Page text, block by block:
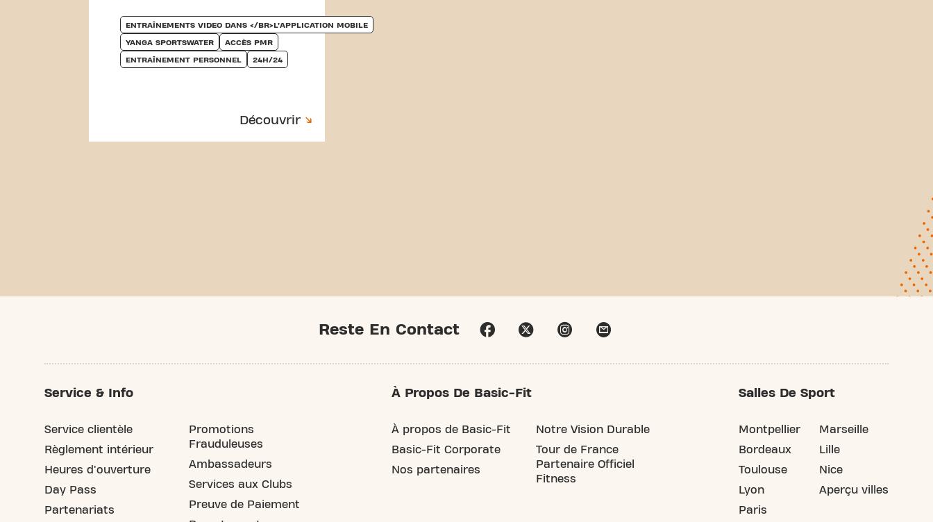
ENTRAÎNEMENTS VIDEO DANS </BR>L’APPLICATION MOBILE
YANGA SPORTSWATER ACCÈS PMR
ENTRAÎNEMENT PERSONNEL 24H/24
Découvrir
Reste En Contact
Service & Info
Service clientèle
Règlement intérieur
Heures d'ouverture
Day Pass
Partenariats
Promotions
Frauduleuses
Ambassadeurs
Services aux Clubs
Preuve de Paiement
À Propos De Basic-Fit
À propos de Basic-Fit
Basic-Fit Corporate
Nos partenaires
Notre Vision Durable
Tour de France
Partenaire Officiel
Fitness
Salles De Sport
Montpellier
Bordeaux
Toulouse
Lyon
Paris
Marseille
Lille
Nice
Aperçu villes